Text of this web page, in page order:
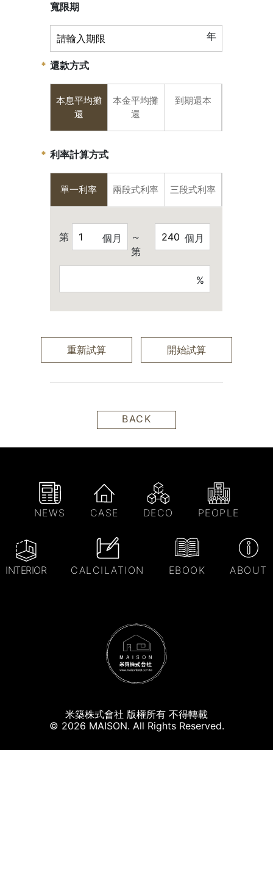
寬限期
年
還款方式
本息平均攤
還
本金平均攤
還
到期還本
利率計算方式
單一利率 兩段式利率 三段式利率
第 個月
～
第
個月
%
重新試算 開始試算
BACK
NEWS CASE DECO PEOPLE
INTERIOR CALCILATION EBOOK ABOUT
米築株式會社 版權所有 不得轉載
© 2026 MAISON. All Rights Reserved.